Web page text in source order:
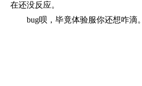
在还没反应。
bug呗，毕竟体验服你还想咋滴。